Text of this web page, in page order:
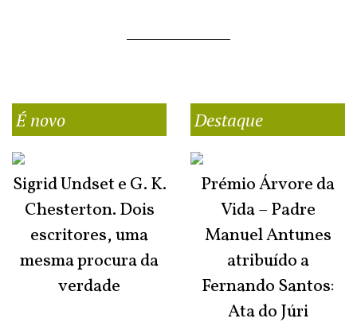
É novo
Sigrid Undset e G. K.
Chesterton. Dois
escritores, uma
mesma procura da
verdade
Destaque
Prémio Árvore da
Vida – Padre
Manuel Antunes
atribuído a
Fernando Santos:
Ata do Júri